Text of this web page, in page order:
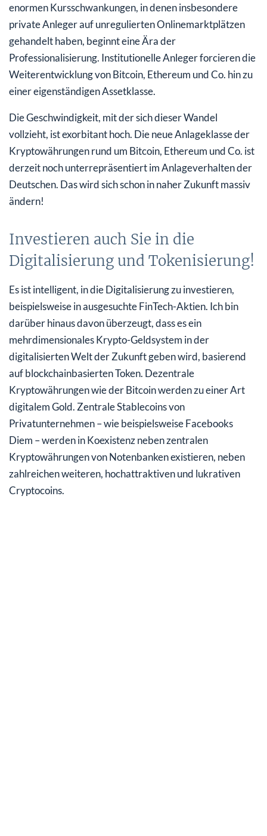
enormen Kursschwankungen, in denen insbesondere
private Anleger auf unregulierten Onlinemarktplätzen
gehandelt haben, beginnt eine Ära der
Professionalisierung. Institutionelle Anleger forcieren die
Weiterentwicklung von Bitcoin, Ethereum und Co. hin zu
einer eigenständigen Assetklasse.
Die Geschwindigkeit, mit der sich dieser Wandel
vollzieht, ist exorbitant hoch. Die neue Anlageklasse der
Kryptowährungen rund um Bitcoin, Ethereum und Co. ist
derzeit noch unterrepräsentiert im Anlageverhalten der
Deutschen. Das wird sich schon in naher Zukunft massiv
ändern!
Investieren auch Sie in die
Digitalisierung und Tokenisierung!
Es ist intelligent, in die Digitalisierung zu investieren,
beispielsweise in ausgesuchte FinTech-Aktien. Ich bin
darüber hinaus davon überzeugt, dass es ein
mehrdimensionales Krypto-Geldsystem in der
digitalisierten Welt der Zukunft geben wird, basierend
auf blockchainbasierten Token. Dezentrale
Kryptowährungen wie der Bitcoin werden zu einer Art
digitalem Gold. Zentrale Stablecoins von
Privatunternehmen – wie beispielsweise Facebooks
Diem – werden in Koexistenz neben zentralen
Kryptowährungen von Notenbanken existieren, neben
zahlreichen weiteren, hochattraktiven und lukrativen
Cryptocoins.